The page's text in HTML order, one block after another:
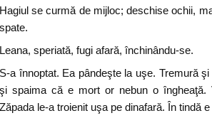
Hagiul se curmă de mijloc; deschise ochii,
spate.
Leana, speriată, fugi afară, închinându-se.
S-a înnoptat. Ea pândeşte la uşe. Tremură
şi spaima că e mort or nebun o îngheaţă.
Zăpada le-a troienit uşa pe dinafară. În tindă